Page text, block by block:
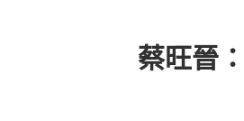
蔡旺晉：